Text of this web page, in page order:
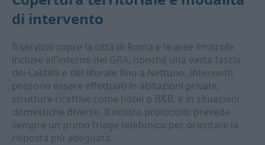
di intervento
Il servizio copre la città di Roma e le aree limitrofe
incluse all'interno del GRA, nonché una vasta fascia
dei Castelli e del litorale fino a Nettuno. Interventi
possono essere effettuati in abitazioni private,
strutture ricettive come hotel o B&B, e in situazioni
domestiche diverse. Il nostro protocollo prevede
sempre un primo triage telefonico per orientare la
risposta più adeguata.